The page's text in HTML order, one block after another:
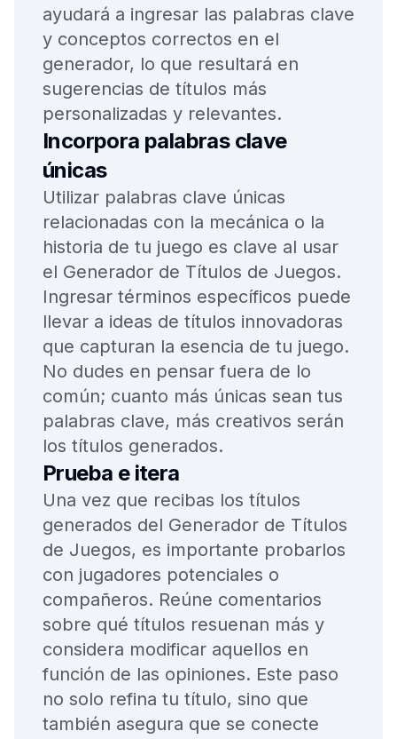
ayudará a ingresar las palabras clave
y conceptos correctos en el
generador, lo que resultará en
sugerencias de títulos más
personalizadas y relevantes.
Incorpora palabras clave
únicas
Utilizar palabras clave únicas
relacionadas con la mecánica o la
historia de tu juego es clave al usar
el Generador de Títulos de Juegos.
Ingresar términos específicos puede
llevar a ideas de títulos innovadoras
que capturan la esencia de tu juego.
No dudes en pensar fuera de lo
común; cuanto más únicas sean tus
palabras clave, más creativos serán
los títulos generados.
Prueba e itera
Una vez que recibas los títulos
generados del Generador de Títulos
de Juegos, es importante probarlos
con jugadores potenciales o
compañeros. Reúne comentarios
sobre qué títulos resuenan más y
considera modificar aquellos en
función de las opiniones. Este paso
no solo refina tu título, sino que
también asegura que se conecte